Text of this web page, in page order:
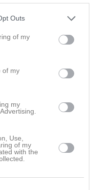
Outs
of my
of my
my
Use,
of my
with the
första album